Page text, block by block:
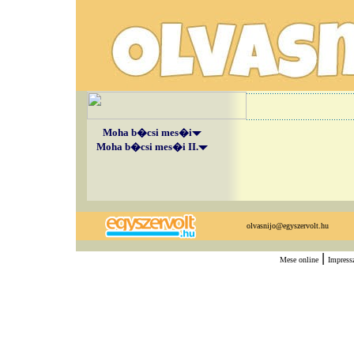
Moha b�csi mes�i
Moha b�csi mes�i II.
olvasnijo@egyszervolt.hu
Mese online|